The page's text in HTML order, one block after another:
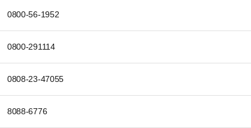
0800-56-1952
0800-291114
0808-23-47055
8088-6776